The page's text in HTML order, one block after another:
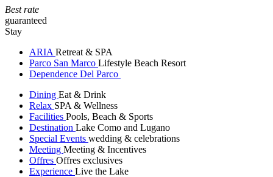
Best rate
guaranteed
Stay
ARIA Retreat & SPA
Parco San Marco Lifestyle Beach Resort
Dependence Del Parco
Dining Eat & Drink
Relax SPA & Wellness
Facilities Pools, Beach & Sports
Destination Lake Como and Lugano
Special Events wedding & celebrations
Meeting Meeting & Incentives
Offres Offres exclusives
Experience Live the Lake